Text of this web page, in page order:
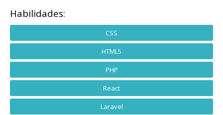
Habilidades:
CSS
HTML5
PHP
React
Laravel